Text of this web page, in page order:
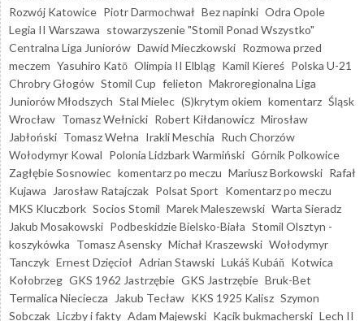
Rozwój Katowice Piotr Darmochwał Bez napinki Odra Opole
Legia II Warszawa stowarzyszenie "Stomil Ponad Wszystko"
Centralna Liga Juniorów Dawid Mieczkowski Rozmowa przed
meczem Yasuhiro Katō Olimpia II Elbląg Kamil Kiereś Polska U-21
Chrobry Głogów Stomil Cup felieton Makroregionalna Liga
Juniorów Młodszych Stal Mielec (S)krytym okiem komentarz Śląsk
Wrocław Tomasz Wełnicki Robert Kiłdanowicz Mirosław
Jabłoński Tomasz Wełna Irakli Meschia Ruch Chorzów
Wołodymyr Kowal Polonia Lidzbark Warmiński Górnik Polkowice
Zagłębie Sosnowiec komentarz po meczu Mariusz Borkowski Rafał
Kujawa
Jarosław Ratajczak Polsat Sport Komentarz po meczu
MKS Kluczbork Socios Stomil Marek Maleszewski Warta Sieradz
Jakub Mosakowski Podbeskidzie Bielsko-Biała Stomil Olsztyn -
koszykówka Tomasz Asensky Michał Kraszewski Wołodymyr
Tanczyk Ernest Dzięcioł Adrian Stawski Lukáš Kubáň Kotwica
Kołobrzeg GKS 1962 Jastrzębie GKS Jastrzębie Bruk-Bet
Termalica Nieciecza
Jakub Tecław KKS 1925 Kalisz Szymon
Sobczak Liczby i fakty Adam Majewski Kącik bukmacherski Lech II